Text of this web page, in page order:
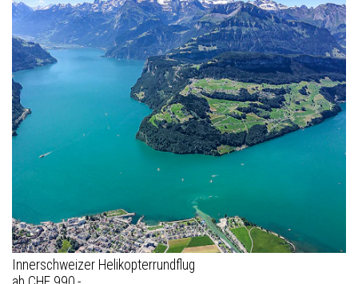
Innerschweizer Helikopterrundflug